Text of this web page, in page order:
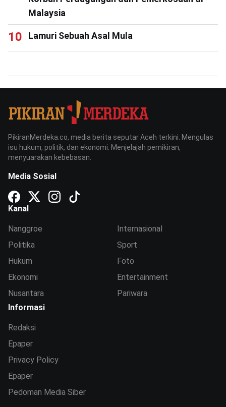
Malaysia
Lamuri Sebuah Asal Mula
PikiranMerdeka.co, media berita seputar Aceh terkini. Mengulas
isu hukum, politik, dan ekonomi. Menjelajah pemikiran,
menyuarakan kebebasan.
Media Sosial
Kanal
Nanggroe
Politika
Hukum
Ekonomi
Nusantara
Internasional
Sport
Foto
Entertainment
Pariwara
Informasi
Redaksi
Epaper
Privacy Policy
Epaper
Pedoman Media Siber